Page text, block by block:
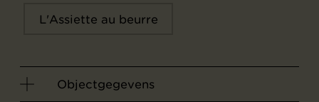
L'Assiette au beurre
Objectgegevens